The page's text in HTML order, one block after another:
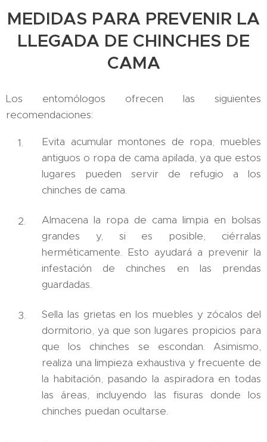
MEDIDAS PARA PREVENIR LA
LLEGADA DE CHINCHES DE
CAMA
Los entomólogos ofrecen las siguientes
recomendaciones:
Evita acumular montones de ropa, muebles
antiguos o ropa de cama apilada, ya que estos
lugares pueden servir de refugio a los
chinches de cama.
Almacena la ropa de cama limpia en bolsas
grandes y, si es posible, ciérralas
herméticamente. Esto ayudará a prevenir la
infestación de chinches en las prendas
guardadas.
Sella las grietas en los muebles y zócalos del
dormitorio, ya que son lugares propicios para
que los chinches se escondan. Asimismo,
realiza una limpieza exhaustiva y frecuente de
la habitación, pasando la aspiradora en todas
las áreas, incluyendo las fisuras donde los
chinches puedan ocultarse.